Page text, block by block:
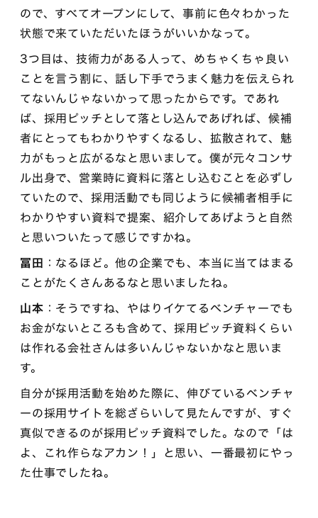
ので、すべてオープンにして、事前に色々わかった
状態で来ていただいたほうがいいかなって。
3つ目は、技術力がある人って、めちゃくちゃ良い
ことを言う割に、話し下手でうまく魅力を伝えられ
てないんじゃないかって思ったからです。であれ
ば、採用ピッチとして落とし込んであげれば、候補
者にとってもわかりやすくなるし、拡散されて、魅
力がもっと広がるなと思いまして。僕が元々コンサ
ル出身で、営業時に資料に落とし込むことを必ずし
ていたので、採用活動でも同じように候補者相手に
わかりやすい資料で提案、紹介してあげようと自然
と思いついたって感じですかね。
冨田 ：なるほど。他の企業でも、本当に当てはまる
ことがたくさんあるなと思いましたね。
山本 ：そうですね、やはりイケてるベンチャーでも
お金がないところも含めて、採用ピッチ資料くらい
は作れる会社さんは多いんじゃないかなと思いま
す。
自分が採用活動を始めた際に、伸びているベンチャ
ーの採用サイトを総ざらいして見たんですが、すぐ
真似できるのが採用ピッチ資料でした。なので「は
よ、これ作らなアカン！」と思い、一番最初にやっ
た仕事でしたね。